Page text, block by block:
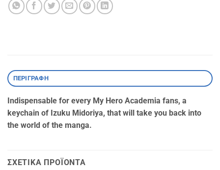
ΠΕΡΙΓΡΑΦΉ
Indispensable for every My Hero Academia fans, a
keychain of Izuku Midoriya, that will take you back into
the world of the manga.
ΣΧΕΤΙΚΆ ΠΡΟΪΌΝΤΑ